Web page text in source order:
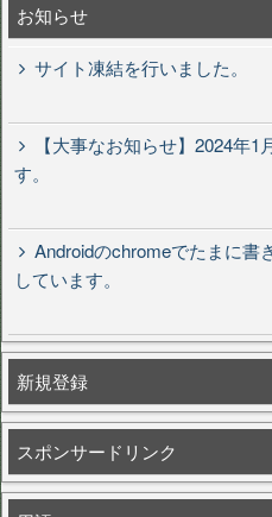
お知らせ
サイト凍結を行いました。
【大事なお知らせ】2024年
す。
Androidのchromeでたまに書
しています。
新規登録
スポンサードリンク